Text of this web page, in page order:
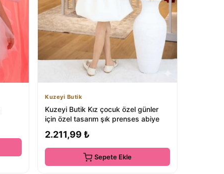
Kuzeyi Butik
Kuzeyi Butik Kız çocuk özel günler
için özel tasarım şık prenses abiye
2.211,99 ₺
Sepete Ekle